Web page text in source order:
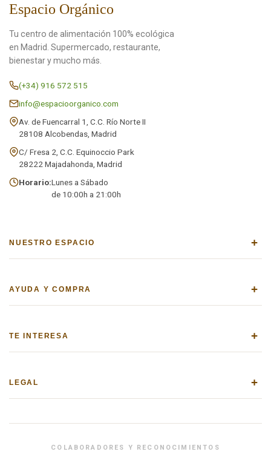
Espacio Orgánico
Tu centro de alimentación 100% ecológica
en Madrid. Supermercado, restaurante,
bienestar y mucho más.
(+34) 916 572 515
info@espacioorganico.com
Av. de Fuencarral 1, C.C. Río Norte II
28108 Alcobendas, Madrid
C/ Fresa 2, C.C. Equinoccio Park
28222 Majadahonda, Madrid
Horario:Lunes a Sábado
de 10:00h a 21:00h
NUESTRO ESPACIO +
AYUDA Y COMPRA +
TE INTERESA +
LEGAL +
COLABORADORES Y RECONOCIMIENTOS